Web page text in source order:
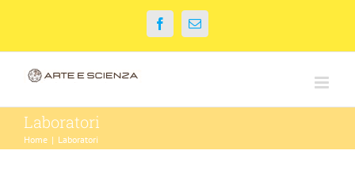
contenuto
FacebookEmail
Laboratori
Home | Laboratori